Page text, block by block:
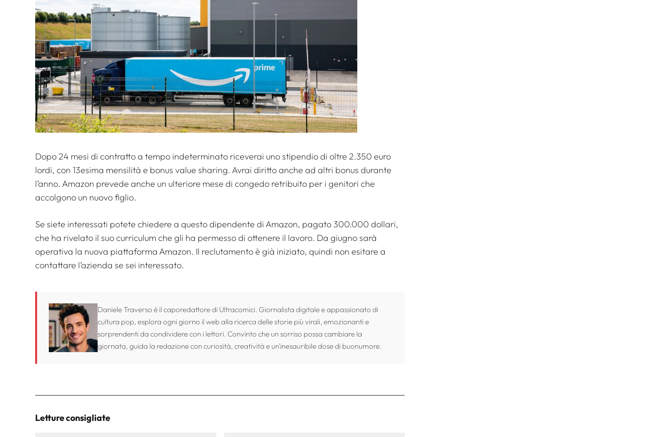
Dopo 24 mesi di contratto a tempo indeterminato riceverai uno stipendio di oltre 2.350 euro
lordi, con 13esima mensilità e bonus value sharing. Avrai diritto anche ad altri bonus durante
l’anno. Amazon prevede anche un ulteriore mese di congedo retribuito per i genitori che
accolgono un nuovo figlio.
Se siete interessati potete chiedere a questo dipendente di Amazon, pagato 300.000 dollari,
che ha rivelato il suo curriculum che gli ha permesso di ottenere il lavoro. Da giugno sarà
operativa la nuova piattaforma Amazon. Il reclutamento è già iniziato, quindi non esitare a
contattare l’azienda se sei interessato.
Daniele Traverso è il caporedattore di Ultracomici. Giornalista digitale e appassionato di
cultura pop, esplora ogni giorno il web alla ricerca delle storie più virali, emozionanti e
sorprendenti da condividere con i lettori. Convinto che un sorriso possa cambiare la
giornata, guida la redazione con curiosità, creatività e un'inesauribile dose di buonumore.
Letture consigliate